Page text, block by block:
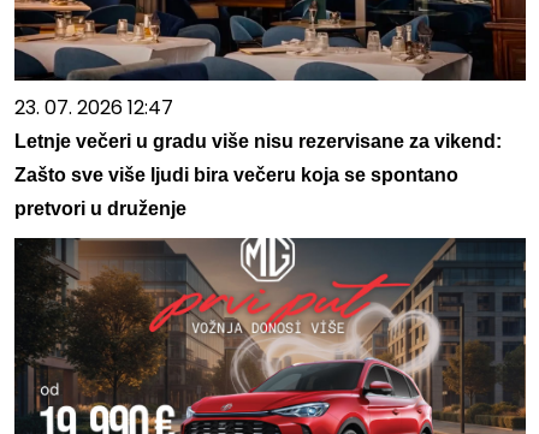
23. 07. 2026 12:47
Letnje večeri u gradu više nisu rezervisane za vikend:
Zašto sve više ljudi bira večeru koja se spontano
pretvori u druženje